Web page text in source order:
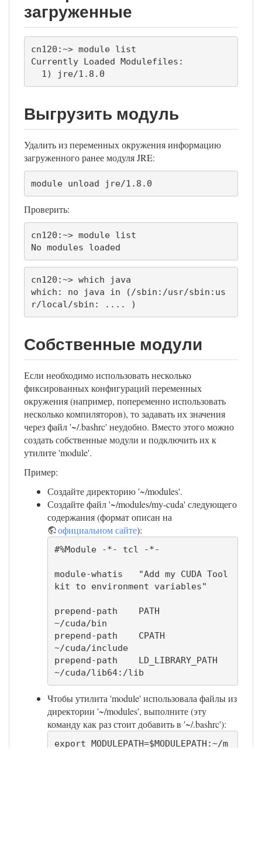
загруженные
cn120:~> module list
Currently Loaded Modulefiles:
  1) jre/1.8.0
Выгрузить модуль
Удалить из переменных окружения информацию
загруженного ранее модуля JRE:
module unload jre/1.8.0
Проверить:
cn120:~> module list
No modules loaded
cn120:~> which java
which: no java in (/sbin:/usr/sbin:us
r/local/sbin: .... )
Собственные модули
Если необходимо использовать несколько
фиксированных конфигураций переменных
окружения (например, попеременно использовать
несколько компиляторов), то задавать их значения
через файл '~/.bashrc' неудобно. Вместо этого можно
создать собственные модули и подключить их к
утилите 'module'.
Пример:
Создайте директорию '~/modules'.
Создайте файл '~/modules/my-cuda' следующего
содержания (формат описан на
официальном сайте):
#%Module -*- tcl -*-
module-whatis   "Add my CUDA Tool
kit to environment variables"
prepend-path    PATH
~/cuda/bin
prepend-path    CPATH
~/cuda/include
prepend-path    LD_LIBRARY_PATH
~/cuda/lib64:/lib
Чтобы утилита 'module' использовала файлы из
директории '~/modules', выполните (эту
команду как раз стоит добавить в '~/.bashrc'):
export MODULEPATH=$MODULEPATH:~/m